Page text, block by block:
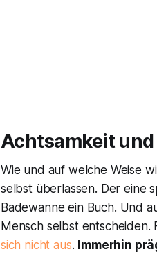
Achtsamkeit und
Wie und auf welche Weise
selbst überlassen. Der eine
Badewanne ein Buch. Und
Mensch selbst entscheiden.
sich nicht aus. Immerhin